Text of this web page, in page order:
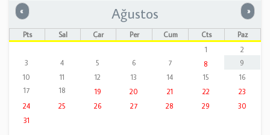
« Önceki »
Ağustos
Pts Sal Çar Per Cum Cts
Paz
1
2
3
4 5 6 7 8
9
10
11 12 13 14 15
16
17
18 19 20 21 22
23
24
25 26 27 28 29
30
31